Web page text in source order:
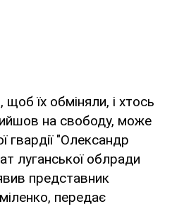
їх обміняли, і хтось
на свободу, може
гвардії "Олександр
луганської облради
представник
передає